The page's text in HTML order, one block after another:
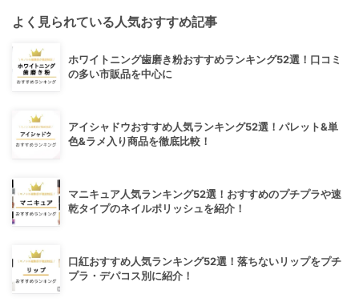
よく見られている人気おすすめ記事
ホワイトニング歯磨き粉おすすめランキング52選！口コミ
の多い市販品を中心に
アイシャドウおすすめ人気ランキング52選！パレット&単
色&ラメ入り商品を徹底比較！
マニキュア人気ランキング52選！おすすめのプチプラや速
乾タイプのネイルポリッシュを紹介！
口紅おすすめ人気ランキング52選！落ちないリップをプチ
プラ・デパコス別に紹介！